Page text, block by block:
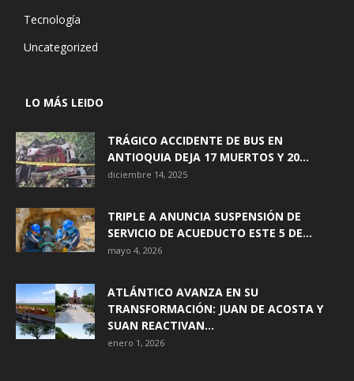
Tecnología
Uncategorized
LO MÁS LEIDO
TRÁGICO ACCIDENTE DE BUS EN
ANTIOQUIA DEJA 17 MUERTOS Y 20...
diciembre 14, 2025
TRIPLE A ANUNCIA SUSPENSIÓN DE
SERVICIO DE ACUEDUCTO ESTE 5 DE...
mayo 4, 2026
ATLÁNTICO AVANZA EN SU
TRANSFORMACIÓN: JUAN DE ACOSTA Y
SUAN REACTIVAN...
enero 1, 2026